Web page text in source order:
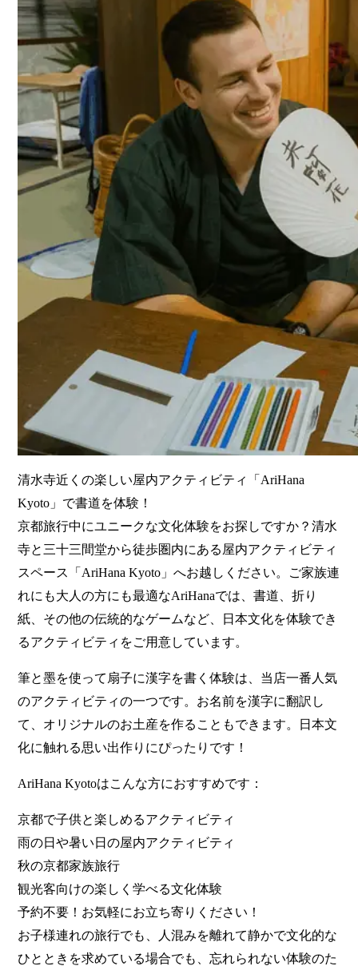
清水寺近くの楽しい屋内アクティビティ「AriHana
Kyoto」で書道を体験！
京都旅行中にユニークな文化体験をお探しですか？清水
寺と三十三間堂から徒歩圏内にある屋内アクティビティ
スペース「AriHana Kyoto」へお越しください。ご家族連
れにも大人の方にも最適なAriHanaでは、書道、折り
紙、その他の伝統的なゲームなど、日本文化を体験でき
るアクティビティをご用意しています。
筆と墨を使って扇子に漢字を書く体験は、当店一番人気
のアクティビティの一つです。お名前を漢字に翻訳し
て、オリジナルのお土産を作ることもできます。日本文
化に触れる思い出作りにぴったりです！
AriHana Kyotoはこんな方におすすめです：
京都で子供と楽しめるアクティビティ
雨の日や暑い日の屋内アクティビティ
秋の京都家族旅行
観光客向けの楽しく学べる文化体験
予約不要！お気軽にお立ち寄りください！
お子様連れの旅行でも、人混みを離れて静かで文化的な
ひとときを求めている場合でも、忘れられない体験のた